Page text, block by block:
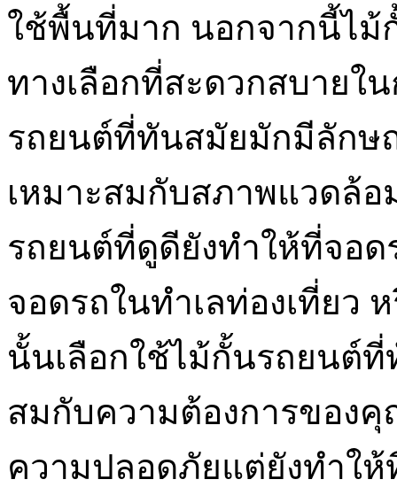
ใช้พื้นที่มาก นอกจากนี้ไม้
ทางเลือกที่สะดวกสบายใ
รถยนต์ที่ทันสมัยมักมีลักษ
เหมาะสมกับสภาพแวดล้
รถยนต์ที่ดูดียังทำให้ที่จอ
จอดรถในทำเลท่องเที่ยว
นั้นเลือกใช้ไม้กั้นรถยนต์
สมกับความต้องการของคุ
ความปลอดภัยแต่ยังทำใ